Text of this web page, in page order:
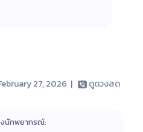
27, 2026 | ดูดวงสด
นักพยากรณ์: